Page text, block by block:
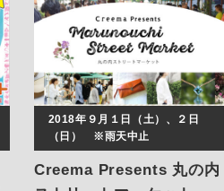
2018年９月１日（土）、２日
（日） ※雨天中止
Creema Presents 丸の内